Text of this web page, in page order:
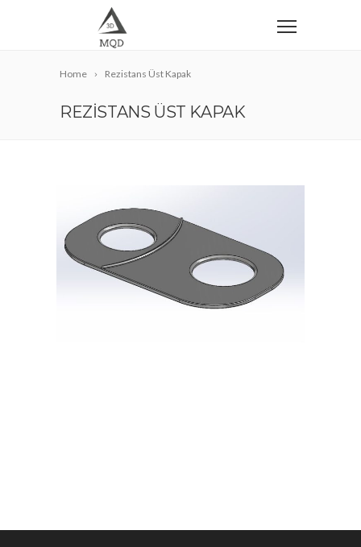
Home Rezistans Üst Kapak
REZISTANS ÜST KAPAK